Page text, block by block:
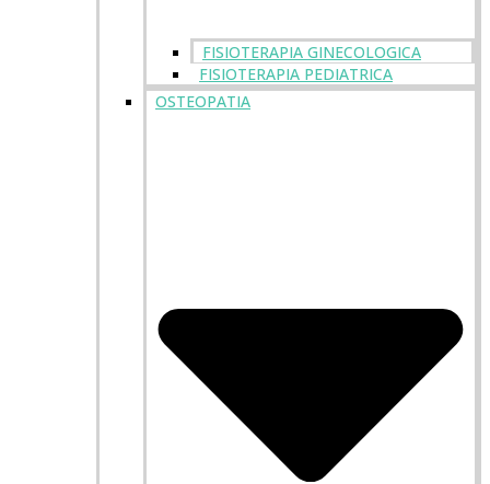
FISIOTERAPIA GINECOLOGICA
FISIOTERAPIA PEDIATRICA
OSTEOPATIA